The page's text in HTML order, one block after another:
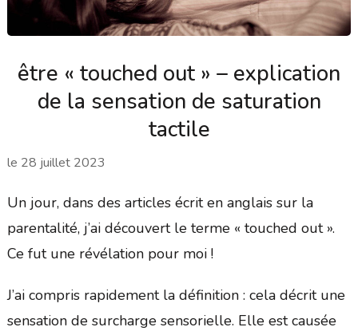
être « touched out » – explication
de la sensation de saturation
tactile
le 28 juillet 2023
Un jour, dans des articles écrit en anglais sur la
parentalité, j’ai découvert le terme « touched out ».
Ce fut une révélation pour moi !
J’ai compris rapidement la définition : cela décrit une
sensation de surcharge sensorielle. Elle est causée